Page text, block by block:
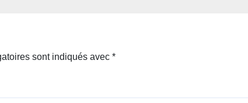
sont indiqués avec *